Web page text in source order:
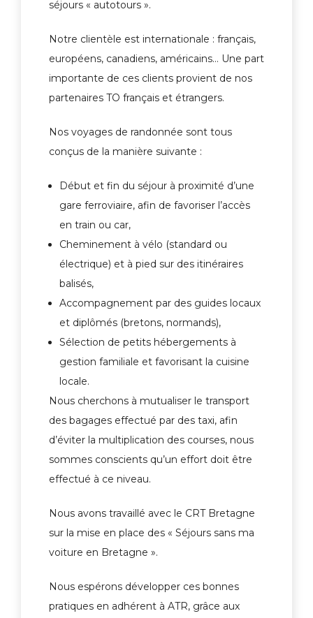
séjours « autotours ».
Notre clientèle est internationale : français,
européens, canadiens, américains… Une part
importante de ces clients provient de nos
partenaires TO français et étrangers.
Nos voyages de randonnée sont tous
conçus de la manière suivante :
Début et fin du séjour à proximité d’une
gare ferroviaire, afin de favoriser l’accès
en train ou car,
Cheminement à vélo (standard ou
électrique) et à pied sur des itinéraires
balisés,
Accompagnement par des guides locaux
et diplômés (bretons, normands),
Sélection de petits hébergements à
gestion familiale et favorisant la cuisine
locale.
Nous cherchons à mutualiser le transport
des bagages effectué par des taxi, afin
d’éviter la multiplication des courses, nous
sommes conscients qu’un effort doit être
effectué à ce niveau.
Nous avons travaillé avec le CRT Bretagne
sur la mise en place des « Séjours sans ma
voiture en Bretagne ».
Nous espérons développer ces bonnes
pratiques en adhérent à ATR, grâce aux